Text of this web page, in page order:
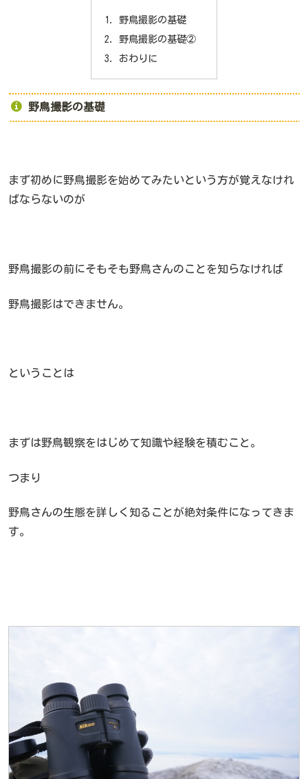
野鳥撮影の基礎
野鳥撮影の基礎②
おわりに
野鳥撮影の基礎
まず初めに野鳥撮影を始めてみたいという方が覚えなけれ
ばならないのが
野鳥撮影の前にそもそも野鳥さんのことを知らなければ
野鳥撮影はできません。
ということは
まずは野鳥観察をはじめて知識や経験を積むこと。
つまり
野鳥さんの生態を詳しく知ることが絶対条件になってきま
す。